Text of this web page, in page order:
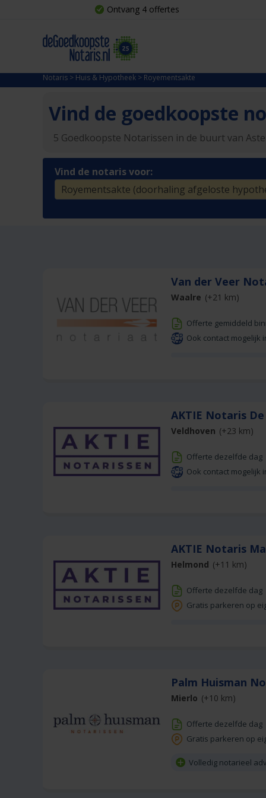
Ontvang 4 offertes
Notaris > Huis & Hypotheek > Royementsakte
Vind de goedkoopste
5 Goedkoopste Notarissen in de buurt van
Vind de notaris voor:
Van der Veer
Waalre (+21 km)
Offerte gemiddeld
Ook contact mogelijk
AKTIE Notaris
Veldhoven (+23 km)
Offerte dezelfde dag
Ook contact mogelijk
AKTIE Notaris
Helmond (+11 km)
Offerte dezelfde dag
Gratis parkeren op
Palm Huisman
Mierlo (+10 km)
Offerte dezelfde dag
Gratis parkeren op
Volledig notarieel